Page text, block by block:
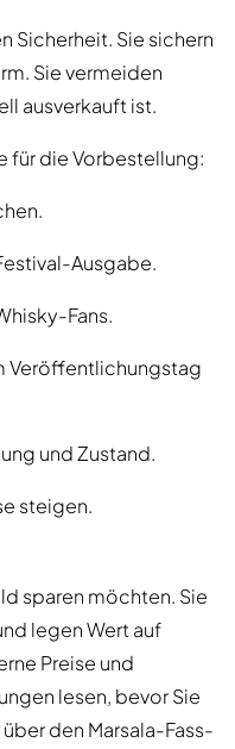
Sicherheit. Sie sichern
Sie vermeiden
ausverkauft ist.
für die Vorbestellung:
Ausgabe.
Fans.
Veröffentlichungstag
und Zustand.
steigen.
sparen möchten. Sie
legen Wert auf
Preise und
lesen, bevor Sie
den Marsala-Fass-